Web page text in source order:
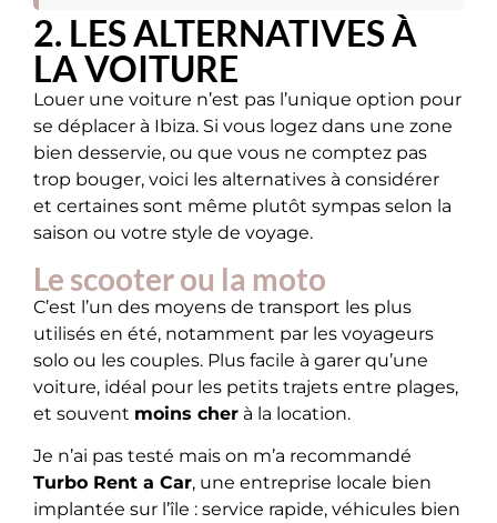
2. LES ALTERNATIVES À
LA VOITURE
Louer une voiture n’est pas l’unique option pour
se déplacer à Ibiza. Si vous logez dans une zone
bien desservie, ou que vous ne comptez pas
trop bouger, voici les alternatives à considérer
et certaines sont même plutôt sympas selon la
saison ou votre style de voyage.
Le scooter ou la moto
C’est l’un des moyens de transport les plus
utilisés en été, notamment par les voyageurs
solo ou les couples. Plus facile à garer qu’une
voiture, idéal pour les petits trajets entre plages,
et souvent moins cher à la location.
Je n’ai pas testé mais on m’a recommandé
Turbo Rent a Car, une entreprise locale bien
implantée sur l’île : service rapide, véhicules bien